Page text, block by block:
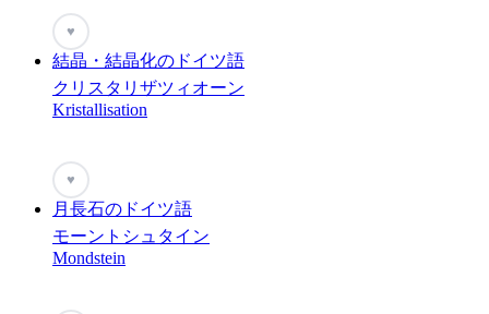
♥
結晶・結晶化のドイツ語
クリスタリザツィオーン
Kristallisation
♥
月長石のドイツ語
モーントシュタイン
Mondstein